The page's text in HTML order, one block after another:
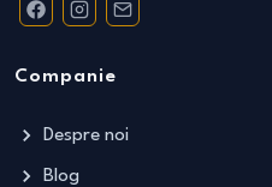
Companie
Despre noi
Blog